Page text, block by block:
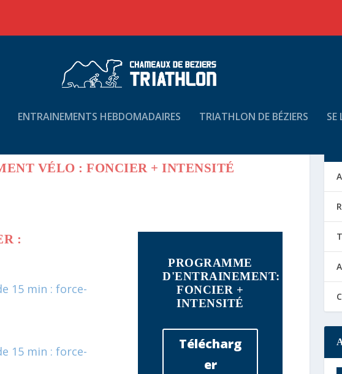
ENTRAINEMENTS HEBDOMADAIRES TRIATHLON DE BÉZIERS SE
VÉLO : FONCIER + INTENSITÉ
:
15 min : force-
15 min : force-
PROGRAMME
D'ENTRAINEMENT:
FONCIER +
INTENSITÉ
Télécharg
er